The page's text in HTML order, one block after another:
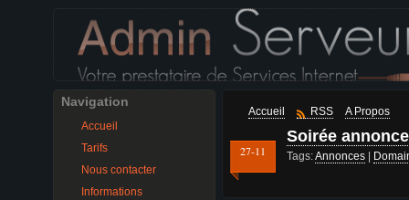
Navigation
Accueil
Tarifs
Nous contacter
Informations
Accueil RSS A Propos
27-11
Soirée
Tags:Annonces|